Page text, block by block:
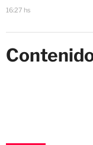
16:27 hs